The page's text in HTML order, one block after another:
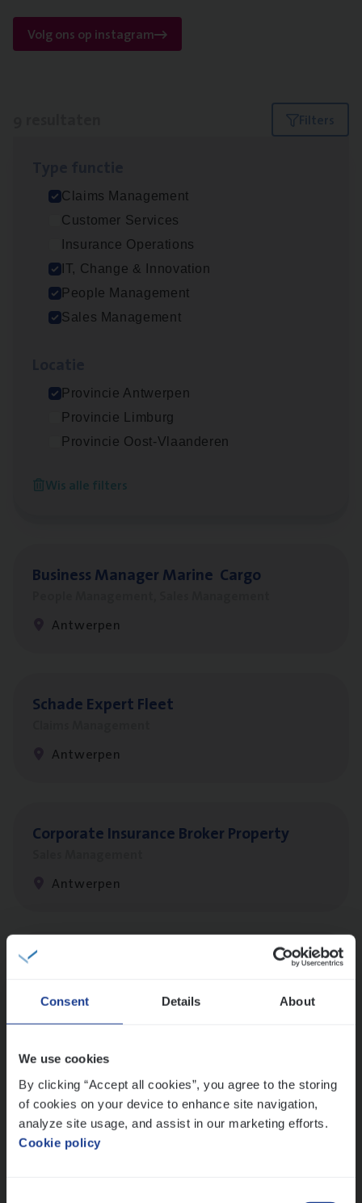
Consent Details About
We use cookies
By clicking “Accept all cookies”, you agree to the storing
of cookies on your device to enhance site navigation,
analyze site usage, and assist in our marketing efforts.
Cookie policy
Volg ons op instagram
Filters
Claims Management
Customer Services
Insurance Operations
IT, Change & Innovation
People Management
Sales Management
Provincie Antwerpen
Provincie Limburg
Provincie Oost-Vlaanderen
Wis alle filters
Busi­ness Analyst
IT, Change & Innovation
Antwerpen
Insu­ran­ce Bro­ker Trans­port
(Agi­le)ITPro­ject Manager
Antwerpen
Busi­ness Mana­ger Mari­ne Cargo
Antwerpen
Scha­de Expert Fleet
Antwerpen
Cor­po­ra­te Insu­ran­ce Bro­ker Property
Antwerpen
Insu­ran­ce Bro­ker
Antwerpen
Test Ana­lyst
IT, Change & Innovation
Antwerpen